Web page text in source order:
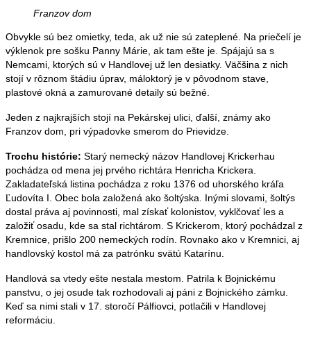
Franzov dom
Obvykle sú bez omietky, teda, ak už nie sú zateplené. Na priečelí je
výklenok pre sošku Panny Márie, ak tam ešte je. Spájajú sa s
Nemcami, ktorých sú v Handlovej už len desiatky. Väčšina z nich
stojí v rôznom štádiu úprav, máloktorý je v pôvodnom stave,
plastové okná a zamurované detaily sú bežné.
Jeden z najkrajších stojí na Pekárskej ulici, ďalší, známy ako
Franzov dom, pri výpadovke smerom do Prievidze.
Trochu histórie: Starý nemecký názov Handlovej Krickerhau
pochádza od mena jej prvého richtára Henricha Krickera.
Zakladateľská listina pochádza z roku 1376 od uhorského kráľa
Ľudovíta I. Obec bola založená ako šoltýska. Inými slovami, šoltýs
dostal práva aj povinnosti, mal získať kolonistov, vyklčovať les a
založiť osadu, kde sa stal richtárom. S Krickerom, ktorý pochádzal z
Kremnice, prišlo 200 nemeckých rodín. Rovnako ako v Kremnici, aj
handlovský kostol má za patrónku svätú Katarínu.
Handlová sa vtedy ešte nestala mestom. Patrila k Bojnickému
panstvu, o jej osude tak rozhodovali aj páni z Bojnického zámku.
Keď sa nimi stali v 17. storočí Pálfiovci, potlačili v Handlovej
reformáciu.